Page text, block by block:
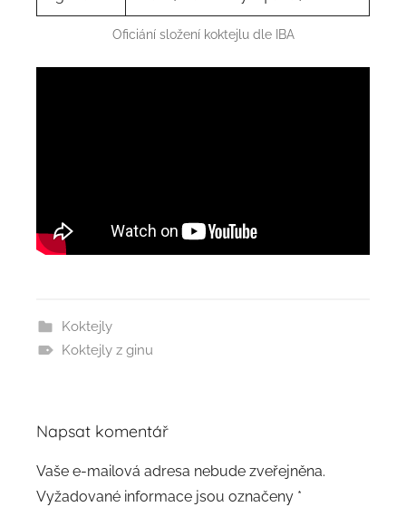
Oficiání složení koktejlu dle IBA
Koktejly
Koktejly z ginu
Napsat komentář
Vaše e-mailová adresa nebude zveřejněna.
Vyžadované informace jsou označeny *